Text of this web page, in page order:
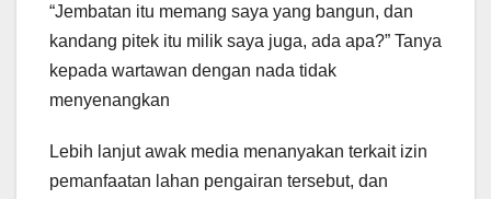
“Jembatan itu memang saya yang bangun, dan
kandang pitek itu milik saya juga, ada apa?” Tanya
kepada wartawan dengan nada tidak
menyenangkan
Lebih lanjut awak media menanyakan terkait izin
pemanfaatan lahan pengairan tersebut, dan